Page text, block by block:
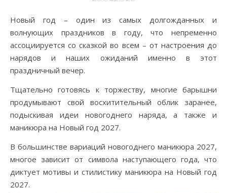
Новый год – один из самых долгожданных и
волнующих праздников в году, что непременно
ассоциируется со сказкой во всем – от настроения до
нарядов и наших ожиданий именно в этот
праздничный вечер.
Тщательно готовясь к торжеству, многие барышни
продумывают свой восхитительный облик заранее,
подыскивая идеи новогоднего наряда, а также и
маникюра на Новый год 2027.
В большинстве вариаций новогоднего маникюра 2027,
многое зависит от символа наступающего года, что
диктует мотивы и стилистику маникюра на Новый год
2027.